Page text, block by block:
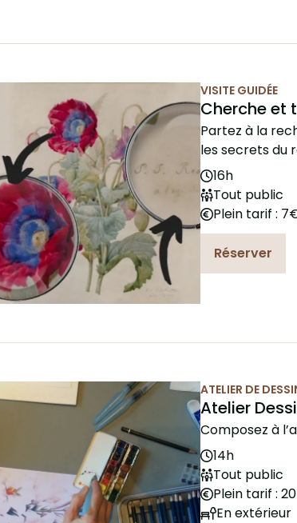
du 5 Aug. 2026 VISITE GUIDÉE
Cherche et
Partez à la
les secrets du
16h
Tout public
Plein tarif :
Réserver
du 27 Aug. 2026ATELIER DE
Atelier
Composez à
14h
Tout public
Plein tarif :
En extérieur